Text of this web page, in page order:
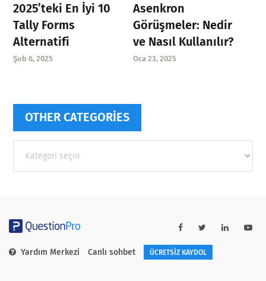
2025’teki En İyi 10
Tally Forms
Alternatifi
Şub 6, 2025
Asenkron
Görüşmeler: Nedir
ve Nasıl Kullanılır?
Oca 23, 2025
OTHER CATEGORIES
categories
Yardım Merkezi Canlı sohbet ÜCRETSİZ KAYDOL